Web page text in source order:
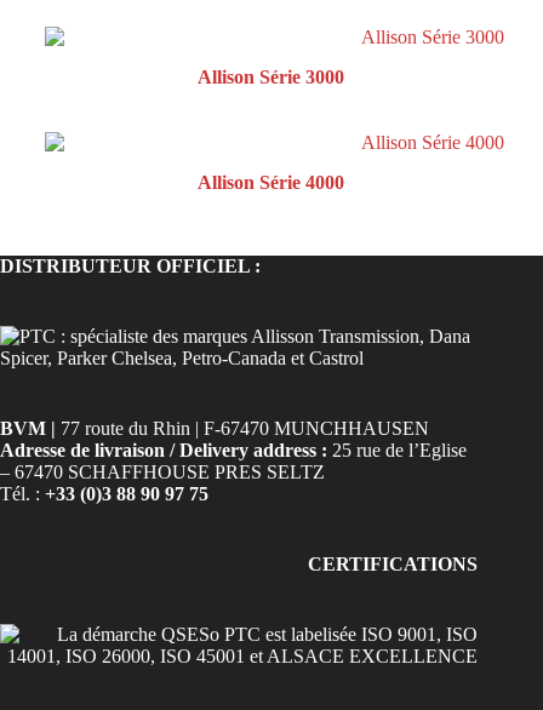
Allison Série 3000
Allison Série 4000
DISTRIBUTEUR OFFICIEL :
BVM | 77 route du Rhin | F-67470 MUNCHHAUSEN
Adresse de livraison / Delivery address : 25 rue de l’Eglise
– 67470 SCHAFFHOUSE PRES SELTZ
Tél. : +33 (0)3 88 90 97 75
CERTIFICATIONS